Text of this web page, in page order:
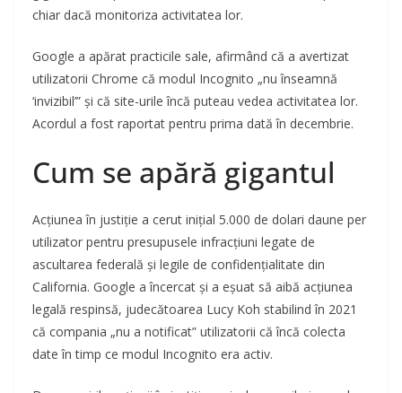
chiar dacă monitoriza activitatea lor.
Google a apărat practicile sale, afirmând că a avertizat
utilizatorii Chrome că modul Incognito „nu înseamnă
‘invizibil’” și că site-urile încă puteau vedea activitatea lor.
Acordul a fost raportat pentru prima dată în decembrie.
Cum se apără gigantul
Acțiunea în justiție a cerut inițial 5.000 de dolari daune per
utilizator pentru presupusele infracțiuni legate de
ascultarea federală și legile de confidențialitate din
California. Google a încercat și a eșuat să aibă acțiunea
legală respinsă, judecătoarea Lucy Koh stabilind în 2021
că compania „nu a notificat” utilizatorii că încă colecta
date în timp ce modul Incognito era activ.